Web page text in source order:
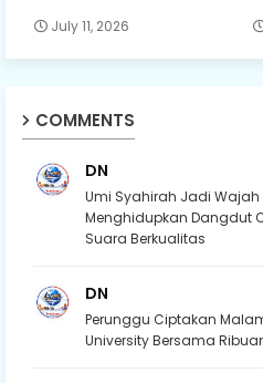
July 11, 2026
COMMENTS
DN
Umi Syahirah Jadi Wajah
Menghidupkan Dangdut
Suara Berkualitas
DN
Perunggu Ciptakan
University Bersama